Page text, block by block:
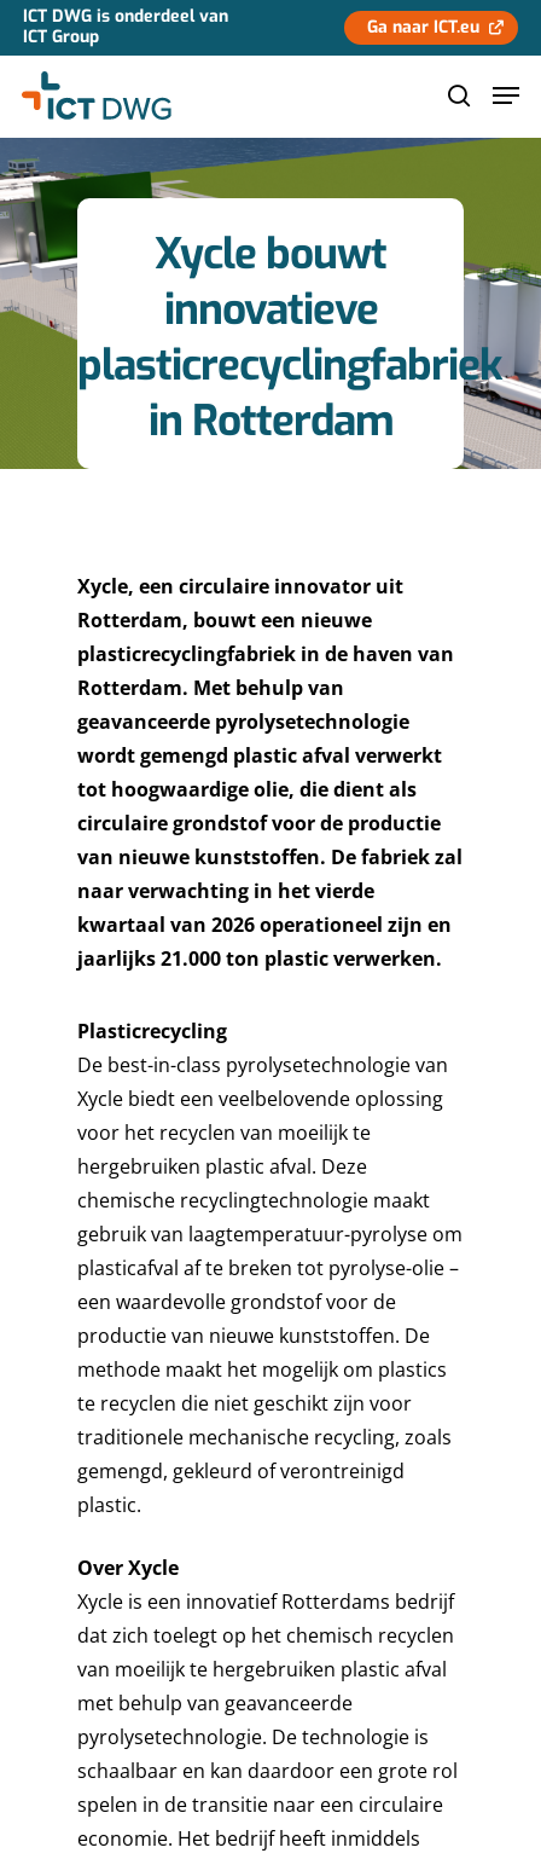
ICT DWG is onderdeel van
ICT Group
Ga naar ICT.eu
Hit enter to search or ESC to close
Xycle bouwt
innovatieve
plasticrecyclingfabriek
in Rotterdam
Xycle, een circulaire innovator uit
Rotterdam, bouwt een nieuwe
plasticrecyclingfabriek in de haven van
Rotterdam. Met behulp van
geavanceerde pyrolysetechnologie
wordt gemengd plastic afval verwerkt
tot hoogwaardige olie, die dient als
circulaire grondstof voor de productie
van nieuwe kunststoffen. De fabriek zal
naar verwachting in het vierde
kwartaal van 2026 operationeel zijn en
jaarlijks 21.000 ton plastic verwerken.
Plasticrecycling
De best-in-class pyrolysetechnologie van
Xycle biedt een veelbelovende oplossing
voor het recyclen van moeilijk te
hergebruiken plastic afval. Deze
chemische recyclingtechnologie maakt
gebruik van laagtemperatuur-pyrolyse om
plasticafval af te breken tot pyrolyse-olie –
een waardevolle grondstof voor de
productie van nieuwe kunststoffen. De
methode maakt het mogelijk om plastics
te recyclen die niet geschikt zijn voor
traditionele mechanische recycling, zoals
gemengd, gekleurd of verontreinigd
plastic.
Over Xycle
Xycle is een innovatief Rotterdams bedrijf
dat zich toelegt op het chemisch recyclen
van moeilijk te hergebruiken plastic afval
met behulp van geavanceerde
pyrolysetechnologie. De technologie is
schaalbaar en kan daardoor een grote rol
spelen in de transitie naar een circulaire
economie. Het bedrijf heeft inmiddels